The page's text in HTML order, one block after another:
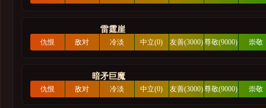
阡陌客
雷霆崖
仇恨
敌对
冷淡
中立(0) 友善(3000)尊敬(9000)
崇敬
暗矛巨魔
仇恨
敌对
冷淡
中立(0) 友善(3000)尊敬(9000)
崇敬